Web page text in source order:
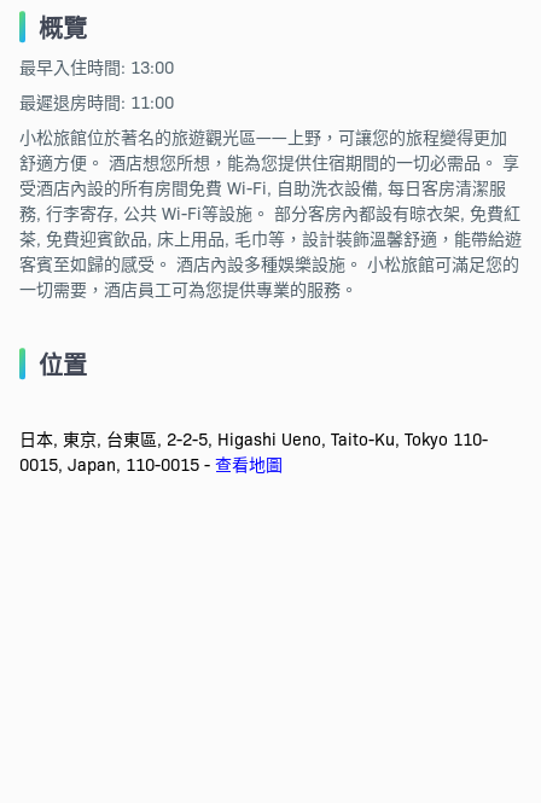
概覽
最早入住時間: 13:00
最遲退房時間: 11:00
小松旅館位於著名的旅遊觀光區——上野，可讓您的旅程變得更加
舒適方便。 酒店想您所想，能為您提供住宿期間的一切必需品。 享
受酒店內設的所有房間免費 Wi-Fi, 自助洗衣設備, 每日客房清潔服
務, 行李寄存, 公共 Wi-Fi等設施。 部分客房內都設有晾衣架, 免費紅
茶, 免費迎賓飲品, 床上用品, 毛巾等，設計裝飾溫馨舒適，能帶給遊
客賓至如歸的感受。 酒店內設多種娛樂設施。 小松旅館可滿足您的
一切需要，酒店員工可為您提供專業的服務。
位置
日本, 東京, 台東區, 2-2-5, Higashi Ueno, Taito-Ku, Tokyo 110-
0015, Japan, 110-0015 - 查看地圖